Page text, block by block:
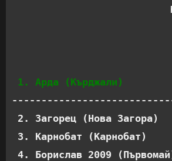
1. Арда (Кърджали)
2. Загорец (Нова
3. Карнобат
4. Борислав 2009